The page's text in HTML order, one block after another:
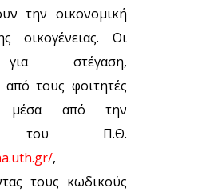
την οικονομική
οικογένειας. Οι
στέγαση,
από τους φοιτητές
μέσα από την
του Π.Θ.
,
τους κωδικούς